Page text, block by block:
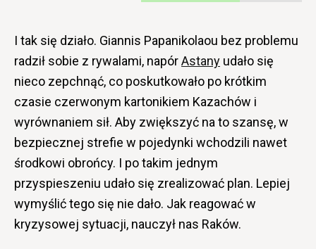
I tak się działo. Giannis Papanikolaou bez problemu
radził sobie z rywalami, napórAstany udało się
nieco zepchnąć, co poskutkowało po krótkim
czasie czerwonym kartonikiem Kazachów i
wyrównaniem sił. Aby zwiększyć na to szansę, w
bezpiecznej strefie w pojedynki wchodzili nawet
środkowi obrońcy. I po takim jednym
przyspieszeniu udało się zrealizować plan. Lepiej
wymyślić tego się nie dało. Jak reagować w
kryzysowej sytuacji, nauczył nas Raków.